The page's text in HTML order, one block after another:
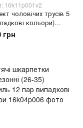
16k11p001v2
чоловічих трусів 5
кольори)
L
грн